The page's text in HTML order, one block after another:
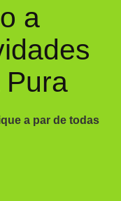
a
a par de todas